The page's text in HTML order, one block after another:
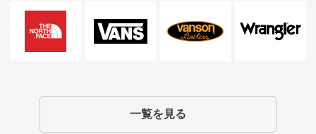
一覧を見る